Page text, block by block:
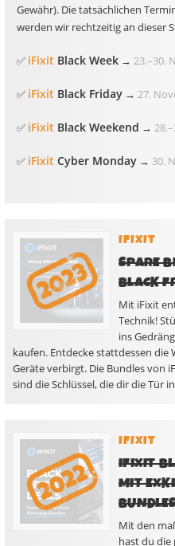
Gewähr). Die tatsächlichen
werden wir rechtzeitig an dieser
✅ iFixit Black Week → 23.–30.
✅ iFixit Black Friday → 27.
✅ iFixit Black Weekend → 28.–
✅ iFixit Cyber Monday → 30.
IFIXIT
SPARE
BLACK
Mit iFixit
Technik!
ins
kaufen. Entdecke stattdessen die
Geräte verbirgt. Die Bundles von
sind die Schlüssel, die dir die Tür
IFIXIT
IFIXIT
MIT
Mit den
hast du die